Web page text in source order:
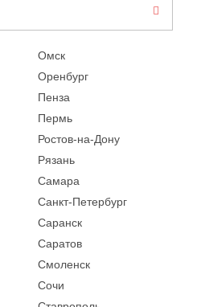
Омск
Оренбург
Пенза
Пермь
Ростов-на-Дону
Рязань
Самара
Санкт-Петербург
Саранск
Саратов
Смоленск
Сочи